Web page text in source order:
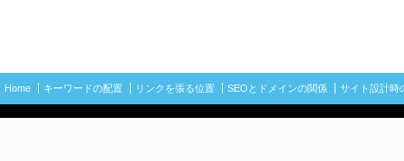
Home キーワードの配置 リンクを張る位置 SEOとドメインの関係 サイト設計時